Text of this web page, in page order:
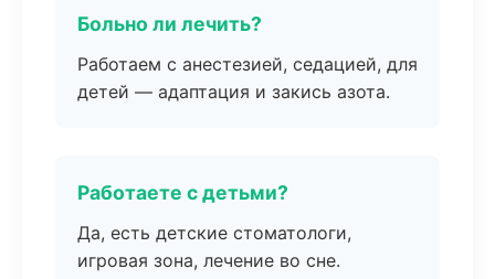
Больно ли лечить?
Работаем с анестезией, седацией, для
детей — адаптация и закись азота.
Работаете с детьми?
Да, есть детские стоматологи,
игровая зона, лечение во сне.